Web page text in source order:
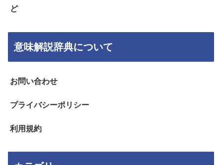
ど
意味解説辞典について
お問い合わせ
プライバシーポリシー
利用規約